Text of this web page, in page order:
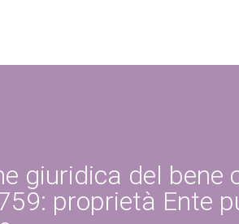
giuridica del bene
proprietà Ente